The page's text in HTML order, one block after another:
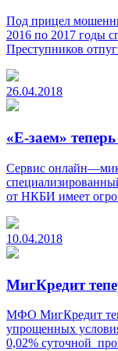
Под прицел
2016 по 2017 годы
Преступников
26.04.2018
«Е-заем»
Сервис
от НКБИ имеет
10.04.2018
МигКредит
МФО МигКредит
упрощенных
0,02% суточной